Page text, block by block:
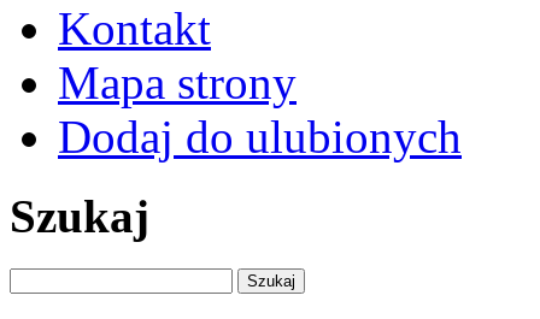
Kontakt
Mapa strony
Dodaj do ulubionych
Szukaj